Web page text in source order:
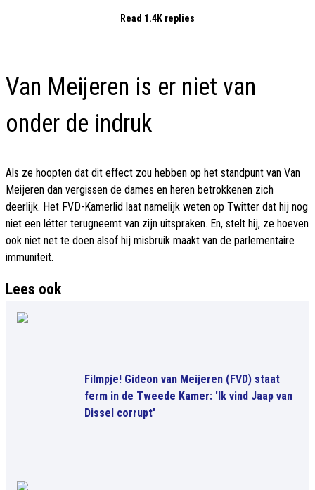
Read 1.4K replies
Van Meijeren is er niet van
onder de indruk
Als ze hoopten dat dit effect zou hebben op het standpunt van Van
Meijeren dan vergissen de dames en heren betrokkenen zich
deerlijk. Het FVD-Kamerlid laat namelijk weten op Twitter dat hij nog
niet een létter terugneemt van zijn uitspraken. En, stelt hij, ze hoeven
ook niet net te doen alsof hij misbruik maakt van de parlementaire
immuniteit.
Lees ook
Filmpje! Gideon van Meijeren (FVD) staat
ferm in de Tweede Kamer: 'Ik vind Jaap van
Dissel corrupt'